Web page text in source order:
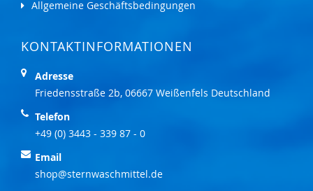
Allgemeine Geschäftsbedingungen
KONTAKTINFORMATIONEN
Adresse
Friedensstraße 2b, 06667 Weißenfels Deutschland
Telefon
+49 (0) 3443 - 339 87 - 0
Email
shop@sternwaschmittel.de